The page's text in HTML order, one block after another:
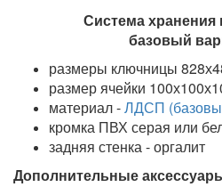
Система хранения
базовый
размеры ключницы
размер ячейки
материал -ЛДСП
кромка ПВХ серая или
задняя стенка - оргалит
Дополнительные